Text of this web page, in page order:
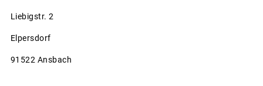
Liebigstr. 2
Elpersdorf
91522 Ansbach